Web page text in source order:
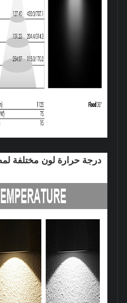
درجة حرارة لون مختلفة